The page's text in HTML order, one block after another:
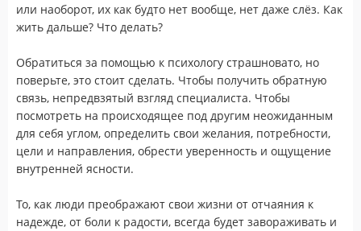
или наоборот, их как будто нет вообще, нет даже слёз. Как
жить дальше? Что делать?
Обратиться за помощью к психологу страшновато, но
поверьте, это стоит сделать. Чтобы получить обратную
связь, непредвзятый взгляд специалиста. Чтобы
посмотреть на происходящее под другим неожиданным
для себя углом, определить свои желания, потребности,
цели и направления, обрести уверенность и ощущение
внутренней ясности.
То, как люди преображают свои жизни от отчаяния к
надежде, от боли к радости, всегда будет завораживать и